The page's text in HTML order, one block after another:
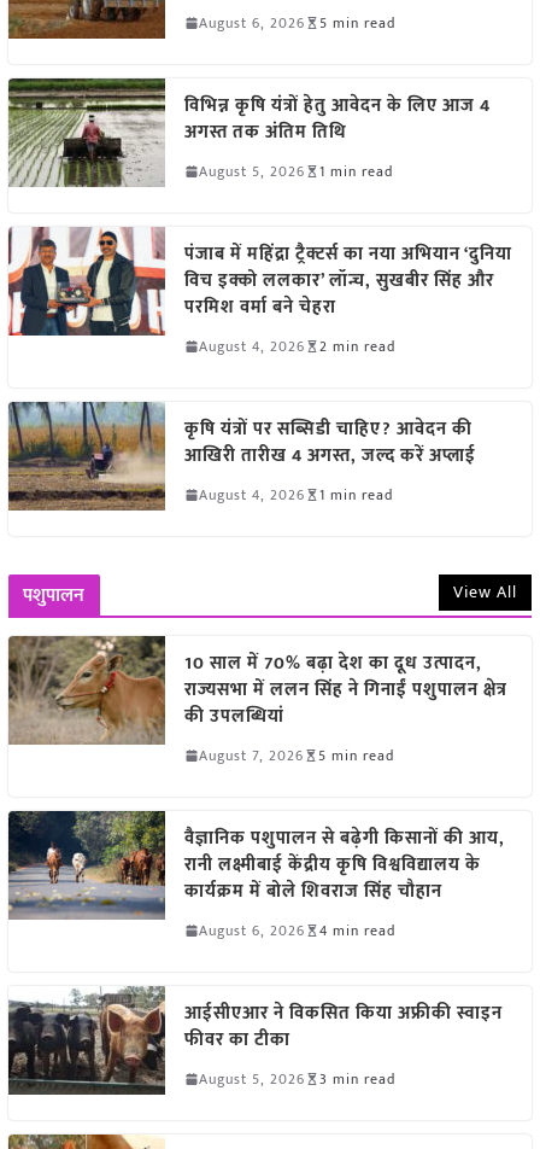
August 6, 2026 5 min read
विभिन्न कृषि यंत्रों हेतु आवेदन के लिए आज 4
अगस्त तक अंतिम तिथि
August 5, 2026 1 min read
पंजाब में महिंद्रा ट्रैक्टर्स का नया अभियान ‘दुनिया
विच इक्को ललकार’ लॉन्च, सुखबीर सिंह और
परमिश वर्मा बने चेहरा
August 4, 2026 2 min read
कृषि यंत्रों पर सब्सिडी चाहिए? आवेदन की
आखिरी तारीख 4 अगस्त, जल्द करें अप्लाई
August 4, 2026 1 min read
पशुपालन View All
10 साल में 70% बढ़ा देश का दूध उत्पादन,
राज्यसभा में ललन सिंह ने गिनाईं पशुपालन क्षेत्र
की उपलब्धियां
August 7, 2026 5 min read
वैज्ञानिक पशुपालन से बढ़ेगी किसानों की आय,
रानी लक्ष्मीबाई केंद्रीय कृषि विश्वविद्यालय के
कार्यक्रम में बोले शिवराज सिंह चौहान
August 6, 2026 4 min read
आईसीएआर ने विकसित किया अफ्रीकी स्वाइन
फीवर का टीका
August 5, 2026 3 min read